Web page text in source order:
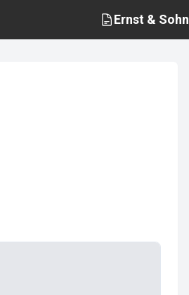
Ernst & Sohn